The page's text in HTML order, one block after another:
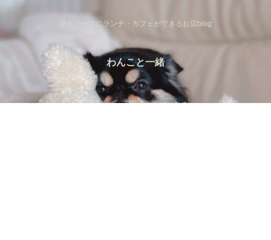
愛犬と一緒にランチ・カフェができるお店blog
わんこと一緒